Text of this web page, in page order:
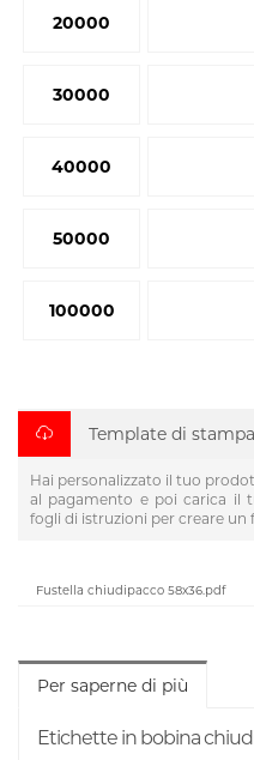
20000
30000
40000
50000
100000
Template di
Hai personalizzato il tuo
al pagamento e poi carica il
fogli di istruzioni per creare un
Fustella chiudipacco 58x36.pdf
Per saperne di più
Etichette in bobina